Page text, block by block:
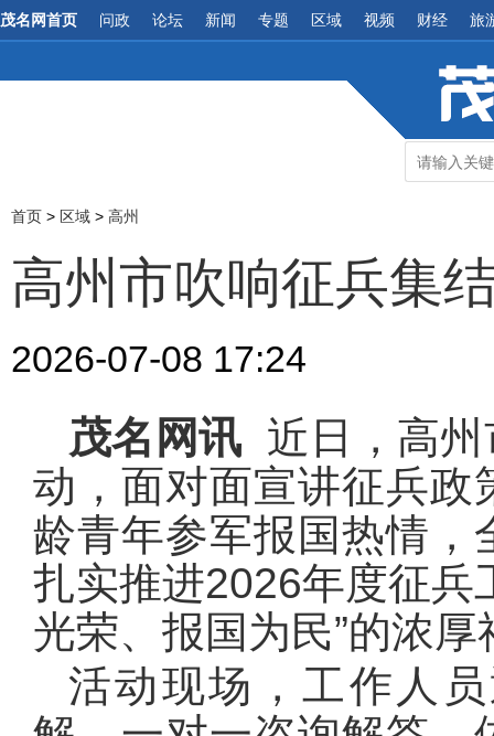
茂名网首页 问政 论坛 新闻 专题 区域 视频 财经 旅
首页 > 区域 > 高州
高州市吹响征兵集
2026-07-08 17:24
茂名网讯 近日，高
动，面对面宣讲征兵政
龄青年参军报国热情，
扎实推进2026年度征兵
光荣、报国为民”的浓
活动现场，工作人